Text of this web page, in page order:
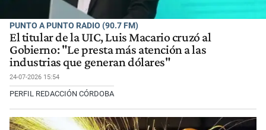
PUNTO A PUNTO RADIO (90.7 FM)
El titular de la UIC, Luis Macario cruzó al
Gobierno: "Le presta más atención a las
industrias que generan dólares"
24-07-2026 15:54
PERFIL REDACCIÓN CÓRDOBA